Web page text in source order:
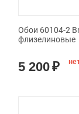
Обои 60104-2
флизелиновые
5 200₽